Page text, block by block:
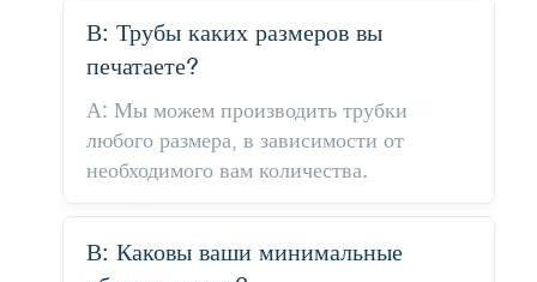
В: Трубы каких размеров вы
печатаете?
А: Мы можем производить трубки
любого размера, в зависимости от
необходимого вам количества.
В: Каковы ваши минимальные